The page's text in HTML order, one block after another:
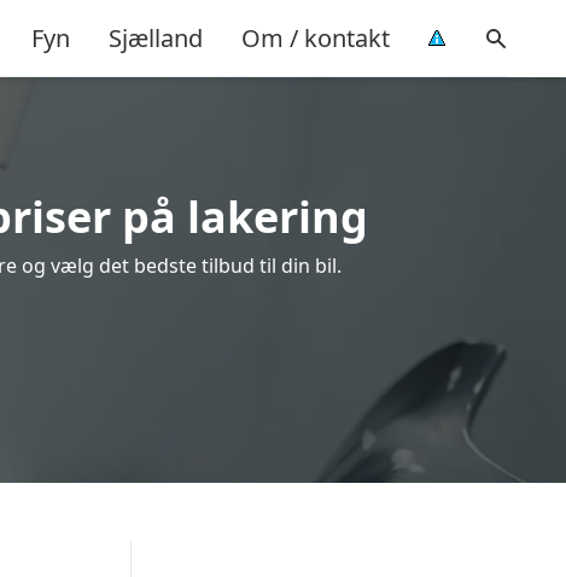
Fyn Sjælland Om / kontakt
på lakering
og vælg det bedste tilbud til din bil.